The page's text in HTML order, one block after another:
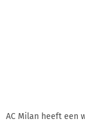
AC Milan heeft een